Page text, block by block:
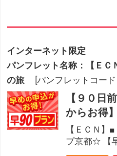
インターネット限定
パンフレット名称：【ＥＣ
の旅
[パンフレットコード
【９０日
からお得】
【ＥＣＮ】
プ京都☆ 【